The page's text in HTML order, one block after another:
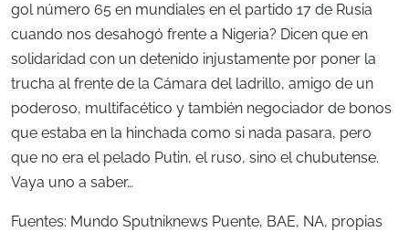
gol número 65 en mundiales en el partido 17 de Rusia
cuando nos desahogó frente a Nigeria? Dicen que en
solidaridad con un detenido injustamente por poner la
trucha al frente de la Cámara del ladrillo, amigo de un
poderoso, multifacético y también negociador de bonos
que estaba en la hinchada como si nada pasara, pero
que no era el pelado Putin, el ruso, sino el chubutense.
Vaya uno a saber…
Fuentes: Mundo Sputniknews Puente, BAE, NA, propias